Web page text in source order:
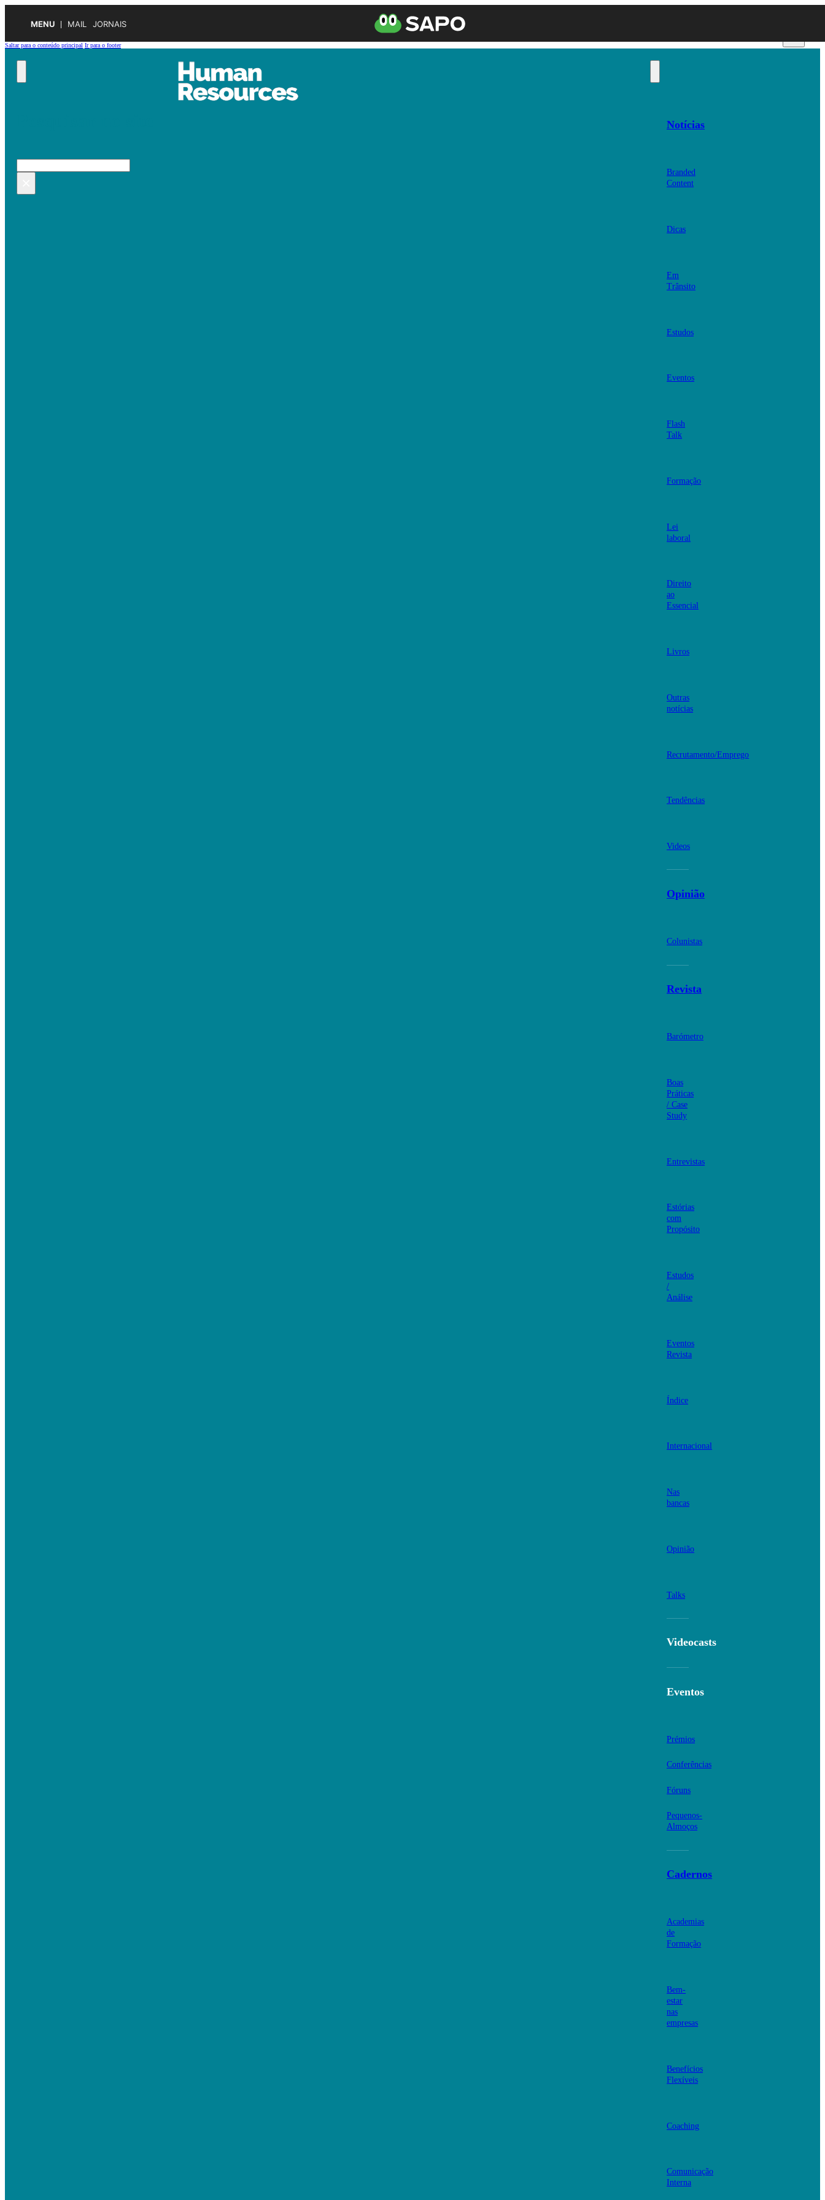
MENU MAIL JORNAIS
Saltar para o conteúdo principal Ir para o footer
Pesquisar
Notícias
Branded
Content
Dicas
Em
Trânsito
Estudos
Eventos
Flash
Talk
Formação
Lei
laboral
Direito
ao
Essencial
Livros
Outras
notícias
Recrutamento/Emprego
Tendências
Videos
Opinião
Colunistas
Revista
Barómetro
Boas
Práticas
/ Case
Study
Entrevistas
Estórias
com
Propósito
Estudos
/
Análise
Eventos
Revista
Índice
Internacional
Nas
bancas
Opinião
Talks
Videocasts
Eventos
Prémios
Conferências
Fóruns
Pequenos-
Almoços
Cadernos
Academias
de
Formação
Bem-
estar
nas
empresas
Benefícios
Flexíveis
Coaching
Comunicação
Interna